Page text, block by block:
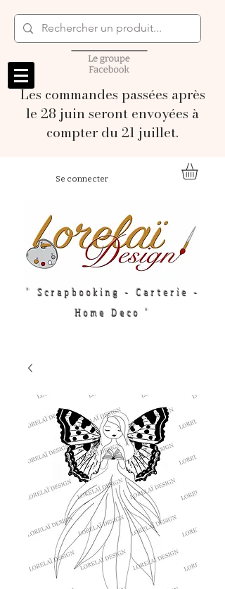
Les commandes passées après
le 28 juin seront envoyées à
compter du 21 juillet.
Se connecter
" Scrapbooking - Carterie -
Home Deco "